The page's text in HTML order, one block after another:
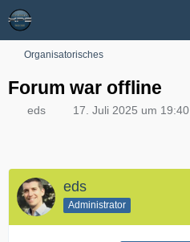
Organisatorisches
Forum war offline
eds 17. Juli 2025 um 19:40
eds
Administrator